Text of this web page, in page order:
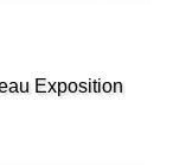
Exposition